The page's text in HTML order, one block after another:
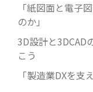
「紙図面と電子
のか」
3D設計と
こう
「製造業DXを